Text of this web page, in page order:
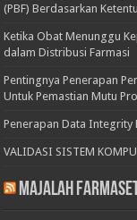
(PBF) Berdasarkan
Ketika Obat Menunggu
dalam Distribusi Farmasi
Pentingnya Penerapan
Untuk Pemastian Mutu
Penerapan Data Integrity
VALIDASI SISTEM
Majalah